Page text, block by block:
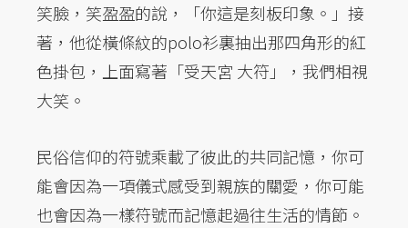
笑臉，笑盈盈的說，「你這是刻板印象。」接
著，他從橫條紋的polo衫裏抽出那四角形的紅
色掛包，上面寫著「受天宮 大符」，我們相視
大笑。
民俗信仰的符號乘載了彼此的共同記憶，你可
能會因為一項儀式感受到親族的關愛，你可能
也會因為一樣符號而記憶起過往生活的情節。